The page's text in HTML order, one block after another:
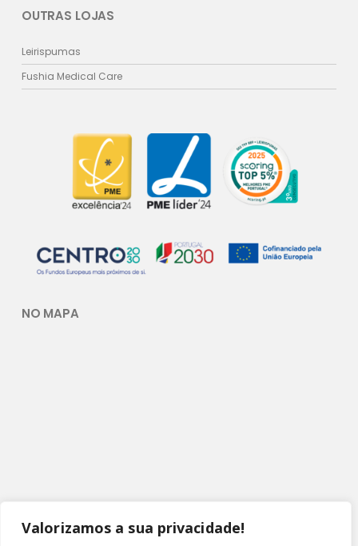
Valorizamos a sua privacidade!
OUTRAS LOJAS
Leirispumas
Fushia Medical Care
NO MAPA